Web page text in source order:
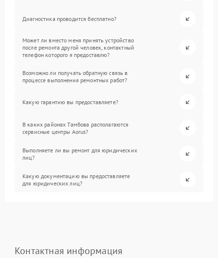
Диагностика проводится бесплатно?
Может ли вместо меня принять устройство
после ремонта другой человек, контактный
телефон которого я предоставлю?
Возможно ли получать обратную связь в
процессе выполнения ремонтных работ?
Какую гарантию вы предоставляете?
В каких районах Тамбова располагаются
сервисные центры Aorus?
Выполняете ли вы ремонт для юридических
лиц?
Какую документацию вы предоставляете
для юридических лиц?
Контактная информация